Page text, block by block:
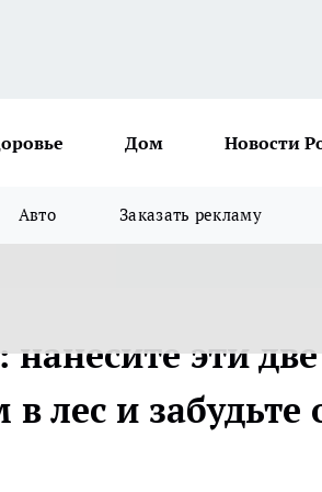
Дом Новости
Авто Заказать рекламу
эти
лес и забудьте